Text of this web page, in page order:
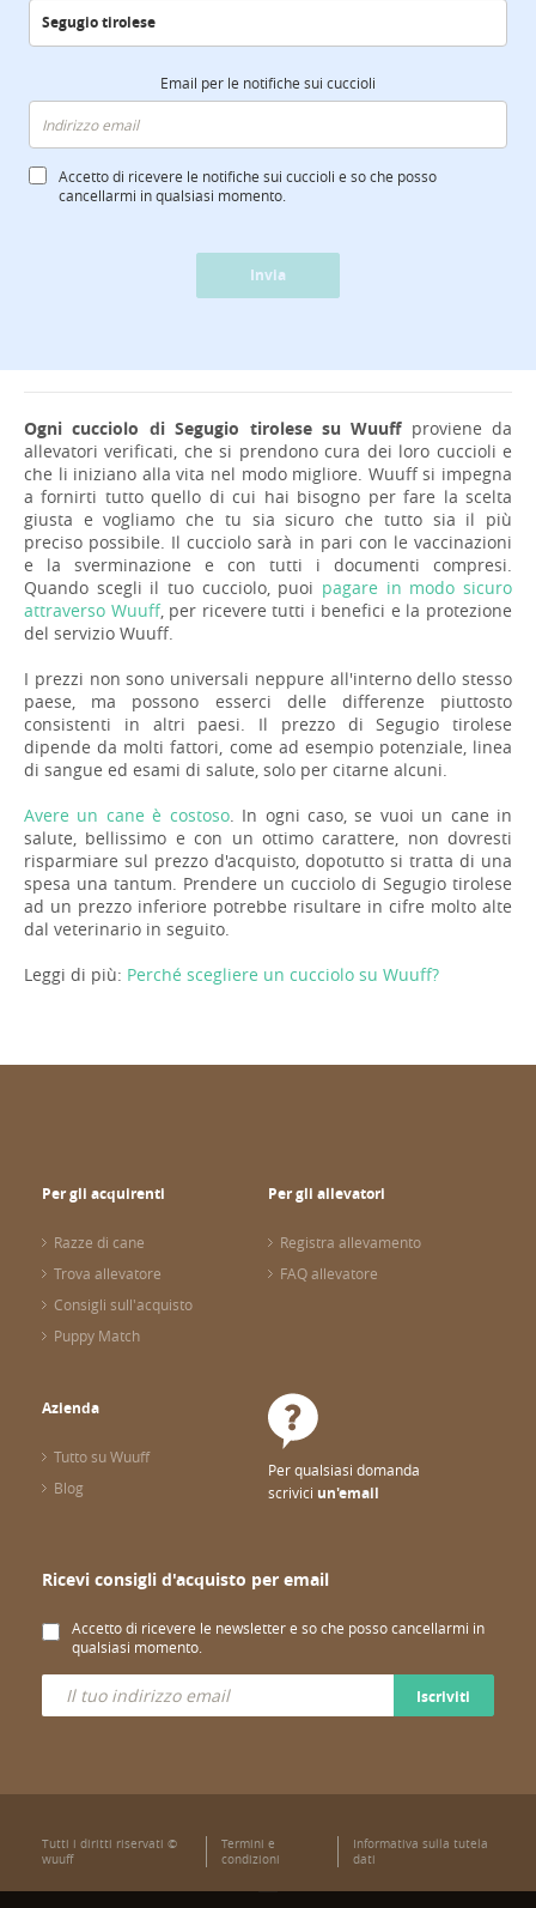
Email per le notifiche sui cuccioli
Accetto di ricevere le notifiche sui cuccioli e so che posso
cancellarmi in qualsiasi momento.
Invia
Ogni cucciolo di Segugio tirolese su Wuuffproviene da
allevatori verificati, che si prendono cura dei loro cuccioli e
che li iniziano alla vita nel modo migliore. Wuuff si impegna
a fornirti tutto quello di cui hai bisogno per fare la scelta
giusta e vogliamo che tu sia sicuro che tutto sia il più
preciso possibile. Il cucciolo sarà in pari con le vaccinazioni
e la sverminazione e con tutti i documenti compresi.
Quando scegli il tuo cucciolo, puoi pagare in modo sicuro
attraverso Wuuff, per ricevere tutti i benefici e la protezione
del servizio Wuuff.
I prezzi non sono universali neppure all'interno dello stesso
paese, ma possono esserci delle differenze piuttosto
consistenti in altri paesi. Il prezzo di Segugio tirolese
dipende da molti fattori, come ad esempio potenziale, linea
di sangue ed esami di salute, solo per citarne alcuni.
Avere un cane è costoso. In ogni caso, se vuoi un cane in
salute, bellissimo e con un ottimo carattere, non dovresti
risparmiare sul prezzo d'acquisto, dopotutto si tratta di una
spesa una tantum. Prendere un cucciolo di Segugio tirolese
ad un prezzo inferiore potrebbe risultare in cifre molto alte
dal veterinario in seguito.
Leggi di più: Perché scegliere un cucciolo su Wuuff?
Per gli acquirenti
Razze di cane
Trova allevatore
Consigli sull'acquisto
Puppy Match
Per gli allevatori
Registra allevamento
FAQ allevatore
Azienda
Tutto su Wuuff
Blog
Per qualsiasi domanda
scrivici un'email
Ricevi consigli d'acquisto per email
Accetto di ricevere le newsletter e so che posso cancellarmi in
qualsiasi momento.
Iscriviti
Tutti i diritti riservati ©
wuuff
Termini e
condizioni
Informativa sulla tutela
dati